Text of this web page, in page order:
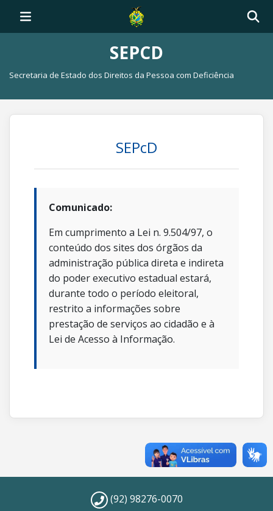
SEPCD
Secretaria de Estado dos Direitos da Pessoa com Deficiência
SEPcD
Comunicado:
Em cumprimento a Lei n. 9.504/97, o
conteúdo dos sites dos órgãos da
administração pública direta e indireta
do poder executivo estadual estará,
durante todo o período eleitoral,
restrito a informações sobre
prestação de serviços ao cidadão e à
Lei de Acesso à Informação.
(92) 98276-0070